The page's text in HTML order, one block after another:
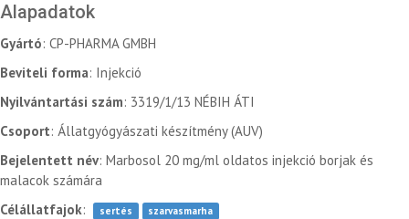
Alapadatok
Gyártó: CP-PHARMA GMBH
Beviteli forma: Injekció
Nyilvántartási szám: 3319/1/13 NÉBIH ÁTI
Csoport: Állatgyógyászati készítmény (AUV)
Bejelentett név: Marbosol 20 mg/ml oldatos injekció borjak és
malacok számára
Célállatfajok: sertés szarvasmarha